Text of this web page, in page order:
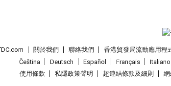
關於我們 聯絡我們 香港貿發局流動應用程
Čeština
Deutsch Español Français Italiano
使用條款
私隱政策聲明 超連結條款及細則